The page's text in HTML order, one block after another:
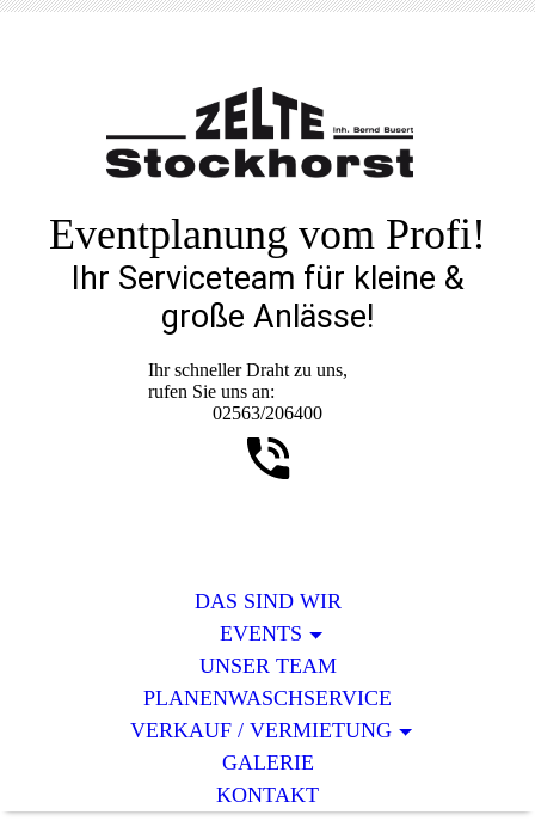
Eventplanung vom Profi!
Ihr Serviceteam für kleine &
große Anlässe!
Ihr schneller Draht zu uns,
rufen Sie uns an:
02563/206400
DAS SIND WIR
EVENTS
UNSER TEAM
PLANENWASCHSERVICE
VERKAUF / VERMIETUNG
GALERIE
KONTAKT